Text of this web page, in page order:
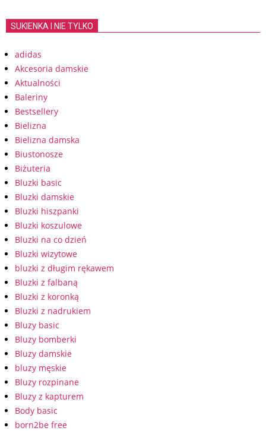
SUKIENKA I NIE TYLKO
adidas
Akcesoria damskie
Aktualności
Baleriny
Bestsellery
Bielizna
Bielizna damska
Biustonosze
Biżuteria
Bluzki basic
Bluzki damskie
Bluzki hiszpanki
Bluzki koszulowe
Bluzki na co dzień
Bluzki wizytowe
bluzki z długim rękawem
Bluzki z falbaną
Bluzki z koronką
Bluzki z nadrukiem
Bluzy basic
Bluzy bomberki
Bluzy damskie
bluzy męskie
Bluzy rozpinane
Bluzy z kapturem
Body basic
born2be free